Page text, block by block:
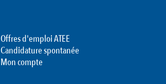
Offres d'emploi ATEE
Candidature spontanée
Mon compte